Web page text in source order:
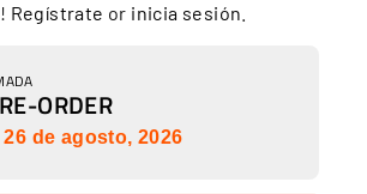
Regístrate or inicia sesión
ORDER
26 de agosto, 2026